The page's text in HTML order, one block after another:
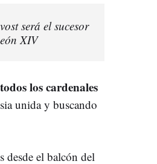
será el sucesor
XIV
los cardenales
unida y buscando
desde el balcón del